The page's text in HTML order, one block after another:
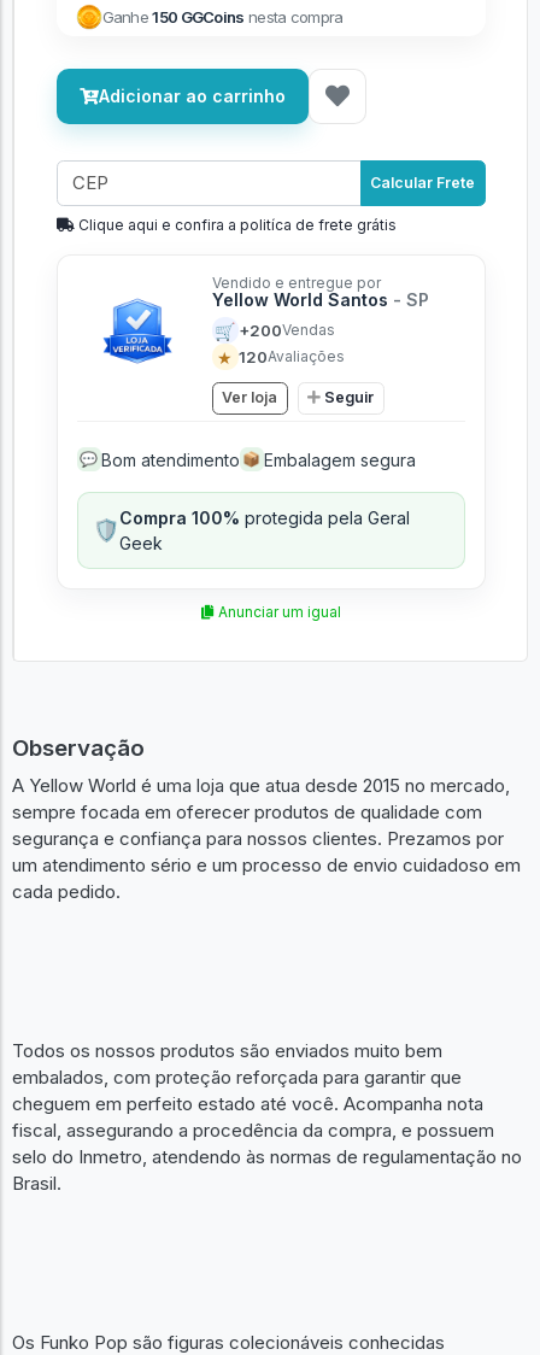
Ganhe150 GGCoins nesta compra
Adicionar ao carrinho
Calcular Frete
Clique aqui e confira a politíca de frete grátis
Vendido e entregue por
Yellow World Santos - SP
🛒 +200Vendas
★ 120Avaliações
Ver loja Seguir
💬 Bom atendimento 📦 Embalagem segura
🛡️Compra 100% protegida pela Geral
Geek
Anunciar um igual
Observação
A Yellow World é uma loja que atua desde 2015 no mercado,
sempre focada em oferecer produtos de qualidade com
segurança e confiança para nossos clientes. Prezamos por
um atendimento sério e um processo de envio cuidadoso em
cada pedido.
Todos os nossos produtos são enviados muito bem
embalados, com proteção reforçada para garantir que
cheguem em perfeito estado até você. Acompanha nota
fiscal, assegurando a procedência da compra, e possuem
selo do Inmetro, atendendo às normas de regulamentação no
Brasil.
Os Funko Pop são figuras colecionáveis conhecidas